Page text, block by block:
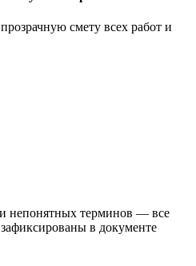
смету всех работ и
непонятных терминов — все
в документе